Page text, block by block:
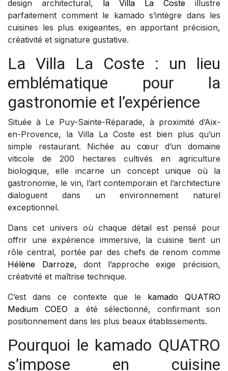
design architectural, la Villa La Coste illustre
parfaitement comment le kamado s’intègre dans les
cuisines les plus exigeantes, en apportant précision,
créativité et signature gustative.
La Villa La Coste : un lieu
emblématique pour la
gastronomie et l’expérience
Située à Le Puy-Sainte-Réparade, à proximité d’Aix-
en-Provence, la Villa La Coste est bien plus qu’un
simple restaurant. Nichée au cœur d’un domaine
viticole de 200 hectares cultivés en agriculture
biologique, elle incarne un concept unique où la
gastronomie, le vin, l’art contemporain et l’architecture
dialoguent dans un environnement naturel
exceptionnel.
Dans cet univers où chaque détail est pensé pour
offrir une expérience immersive, la cuisine tient un
rôle central, portée par des chefs de renom comme
Hélène Darroze, dont l’approche exige précision,
créativité et maîtrise technique.
C’est dans ce contexte que le kamado QUATRO
Medium COEO a été sélectionné, confirmant son
positionnement dans les plus beaux établissements.
Pourquoi le kamado QUATRO
s’impose en cuisine